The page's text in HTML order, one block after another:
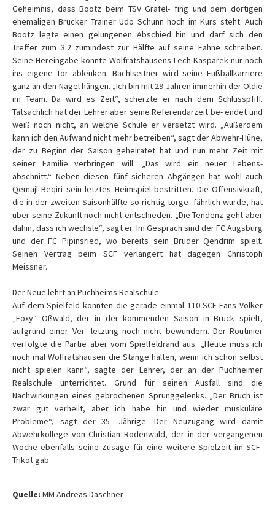
Geheimnis, dass Bootz beim TSV Gräfel- fing und dem dortigen
ehemaligen Brucker Trainer Udo Schunn hoch im Kurs steht. Auch
Bootz legte einen gelungenen Abschied hin und darf sich den
Treffer zum 3:2 zumindest zur Hälfte auf seine Fahne schreiben.
Seine Hereingabe konnte Wolfratshausens Lech Kasparek nur noch
ins eigene Tor ablenken. Bachlseitner wird seine Fußballkarriere
ganz an den Nagel hängen. „Ich bin mit 29 Jahren immerhin der Oldie
im Team. Da wird es Zeit“, scherzte er nach dem Schlusspfiff.
Tatsächlich hat der Lehrer aber seine Referendarzeit be- endet und
weiß noch nicht, an welche Schule er versetzt wird. „Außerdem
kann ich den Aufwand nicht mehr betreiben“, sagt der Abwehr-Hüne,
der zu Beginn der Saison geheiratet hat und nun mehr Zeit mit
seiner Familie verbringen will. „Das wird ein neuer Lebens-
abschnitt.“ Neben diesen fünf sicheren Abgängen hat wohl auch
Qemajl Beqiri sein letztes Heimspiel bestritten. Die Offensivkraft,
die in der zweiten Saisonhälfte so richtig torge- fährlich wurde, hat
über seine Zukunft noch nicht entschieden. „Die Tendenz geht aber
dahin, dass ich wechsle“, sagt er. Im Gespräch sind der FC Augsburg
und der FC Pipinsried, wo bereits sein Bruder Qendrim spielt.
Seinen Vertrag beim SCF verlängert hat dagegen Christoph
Meissner.
Der Neue lehrt an Puchheims Realschule
Auf dem Spielfeld konnten die gerade einmal 110 SCF-Fans Volker
„Foxy“ Oßwald, der in der kommenden Saison in Bruck spielt,
aufgrund einer Ver- letzung noch nicht bewundern. Der Routinier
verfolgte die Partie aber vom Spielfeldrand aus. „Heute muss ich
noch mal Wolfratshausen die Stange halten, wenn ich schon selbst
nicht spielen kann“, sagte der Lehrer, der an der Puchheimer
Realschule unterrichtet. Grund für seinen Ausfall sind die
Nachwirkungen eines gebrochenen Sprunggelenks. „Der Bruch ist
zwar gut verheilt, aber ich habe hin und wieder muskuläre
Probleme“, sagt der 35- Jährige. Der Neuzugang wird damit
Abwehrkollege von Christian Rodenwald, der in der vergangenen
Woche ebenfalls seine Zusage für eine weitere Spielzeit im SCF-
Trikot gab.
Quelle: MM Andreas Daschner